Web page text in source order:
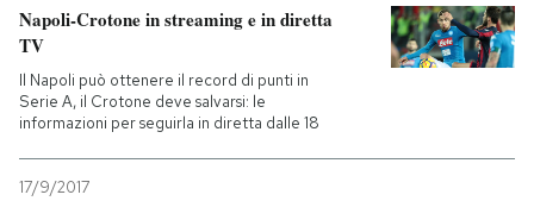
PODCAST
NEWSLETTER
Napoli-Crotone in streaming e in diretta
TV
Il Napoli può ottenere il record di punti in
Serie A, il Crotone deve salvarsi: le
informazioni per seguirla in diretta dalle 18
17/9/2017